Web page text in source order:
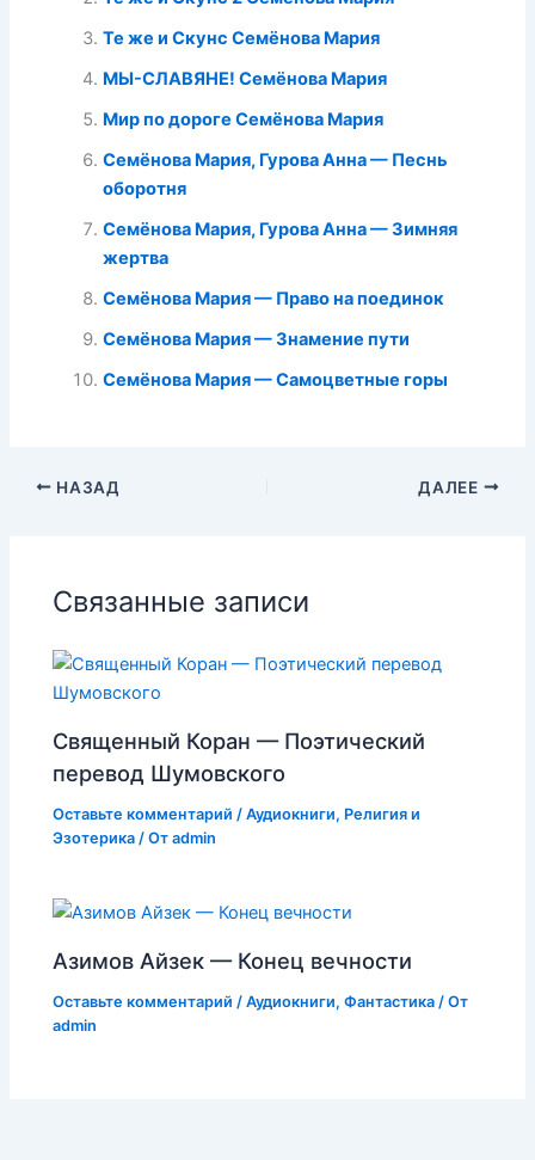
Те же и Скунс Семёнова Мария
МЫ-СЛАВЯНЕ! Семёнова Мария
Мир по дороге Семёнова Мария
Семёнова Мария, Гурова Анна — Песнь
оборотня
Семёнова Мария, Гурова Анна — Зимняя
жертва
Семёнова Мария — Право на поединок
Семёнова Мария — Знамение пути
Семёнова Мария — Самоцветные горы
НАЗАД ДАЛЕЕ
Связанные записи
Священный Коран — Поэтический
перевод Шумовского
Оставьте комментарий /Аудиокниги, Религия и
Эзотерика / Отadmin
Азимов Айзек — Конец вечности
Оставьте комментарий /Аудиокниги,Фантастика / От
admin